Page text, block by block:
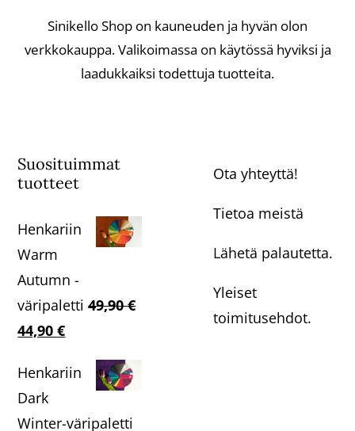
Sinikello Shop on kauneuden ja hyvän olon
verkkokauppa. Valikoimassa on käytössä hyviksi ja
laadukkaiksi todettuja tuotteita.
Suosituimmat
tuotteet
Henkariin
Warm
Autumn -
väripaletti 49,90€
Alkuperäinen
oli:
49,90 €.
44,90€Nykyinen
hinta
on:
Henkariin
Dark
Winter-väripaletti
Ota yhteyttä!
Tietoa meistä
Lähetä palautetta.
Yleiset
toimitusehdot.